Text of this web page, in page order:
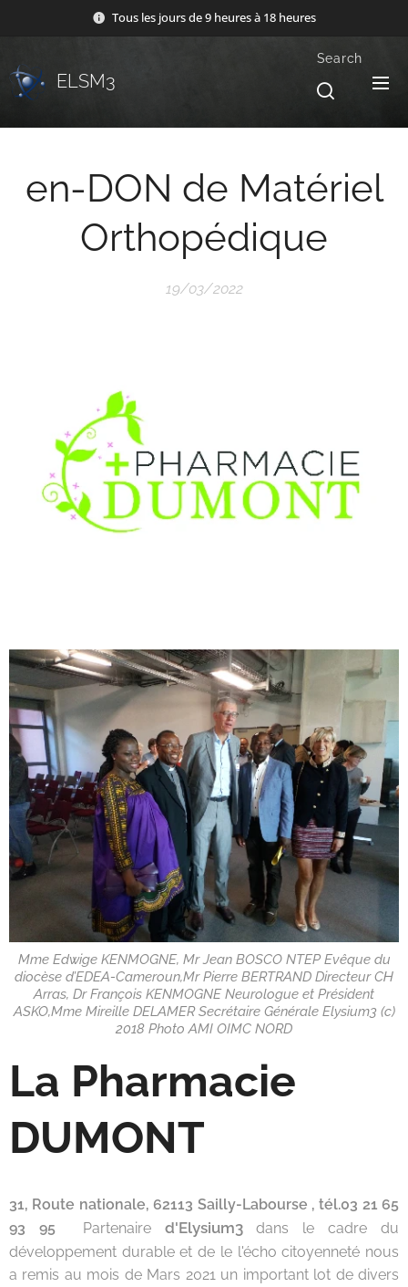
Tous les jours de 9 heures à 18 heures
ELSM3
Search
en-DON de Matériel
Orthopédique
19/03/2022
Mme Edwige KENMOGNE, Mr Jean BOSCO NTEP Evêque du
diocèse d’EDEA-Cameroun,Mr Pierre BERTRAND Directeur CH
Arras, Dr François KENMOGNE Neurologue et Président
ASKO,Mme Mireille DELAMER Secrétaire Générale Elysium3 (c)
2018 Photo AMI OIMC NORD
La Pharmacie
DUMONT
31, Route nationale, 62113 Sailly-Labourse , tél.03 21 65
93 95 Partenaire d'Elysium3dans le cadre du
développement durable et de le l'écho citoyenneté nous
a remis au mois de Mars 2021 un important lot de divers